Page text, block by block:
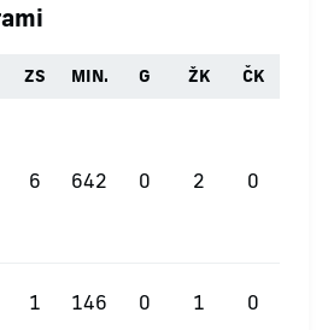
ZS MIN. G ŽK ČK
6 642 0 2 0
1 146 0 1 0